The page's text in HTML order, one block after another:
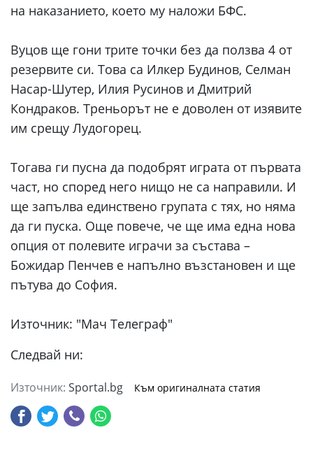
на наказанието, което му наложи БФС.
Вуцов ще гони трите точки без да ползва 4 от
резервите си. Това са Илкер Будинов, Селман
Насар-Шутер, Илия Русинов и Дмитрий
Кондраков. Треньорът не е доволен от изявите
им срещу Лудогорец.
Тогава ги пусна да подобрят играта от първата
част, но според него нищо не са направили. И
ще запълва единствено групата с тях, но няма
да ги пуска. Още повече, че ще има една нова
опция от полевите играчи за състава –
Божидар Пенчев е напълно възстановен и ще
пътува до София.
Източник: "Мач Телеграф"
Следвай ни:
Източник: Sportal.bg Към оригиналната статия